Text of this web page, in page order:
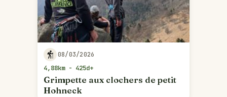
08/03/2026
4,88km - 425d+
Grimpette aux clochers de petit
Hohneck